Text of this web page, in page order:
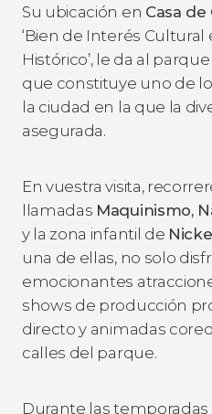
Su ubicación en Casa
‘Bien de Interés Cultural
Histórico’, le da al
que constituye uno de
la ciudad en la que la
asegurada.
En vuestra visita,
llamadas Maquinismo,
y la zona infantil de
una de ellas, no solo
emocionantes
shows de producción
directo y animadas
calles del parque.
Durante las temporadas